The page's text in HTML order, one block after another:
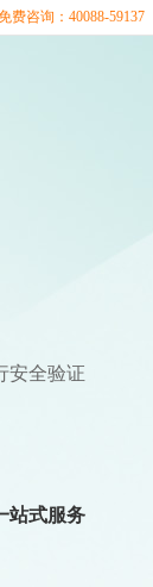
费咨询：40088-59137
安全验证
站式服务